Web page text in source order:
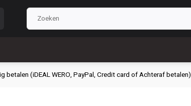
betalen (iDEAL WERO, PayPal, Credit card of Achteraf betalen)